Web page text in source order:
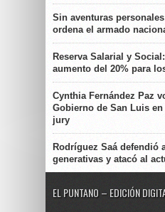
Sin aventuras
ordena el armado
Reserva Salarial y
aumento del 20% para
Cynthia Fernández Paz
Gobierno de San Luis
jury
Rodríguez Saá defendió
generativas y atacó al
EL PUNTANO – EDICIÓN